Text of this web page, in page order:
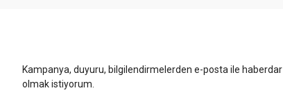
Kampanya, duyuru, bilgilendirmelerden e-posta ile haberdar
olmak istiyorum.